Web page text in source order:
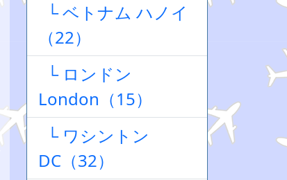
└ ベトナム ハノイ
（22）
└ ロンドン
London（15）
└ ワシントン
DC（32）